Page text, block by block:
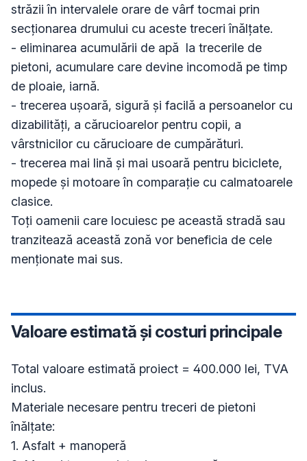
străzii în intervalele orare de vârf tocmai prin
secționarea drumului cu aceste treceri înălțate.
- eliminarea acumulării de apă  la trecerile de
pietoni, acumulare care devine incomodă pe timp
de ploaie, iarnă.
- trecerea ușoară, sigură și facilă a persoanelor cu
dizabilități, a cărucioarelor pentru copii, a
vârstnicilor cu cărucioare de cumpărături.
- trecerea mai lină și mai usoară pentru biciclete,
mopede și motoare în comparație cu calmatoarele
clasice.
Toți oamenii care locuiesc pe această stradă sau
tranzitează această zonă vor beneficia de cele
menționate mai sus.
Valoare estimată și costuri principale
Total valoare estimată proiect = 400.000 lei, TVA
inclus.
Materiale necesare pentru treceri de pietoni
înălțate:
1. Asfalt + manoperă